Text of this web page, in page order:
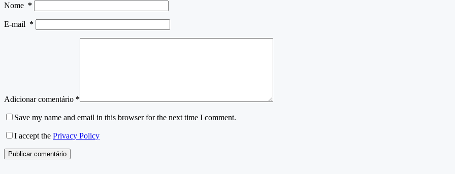
Nome *
E-mail *
Adicionar comentário *
Save my name and email in this browser for the next time I comment.
I accept the Privacy Policy
Publicar comentário